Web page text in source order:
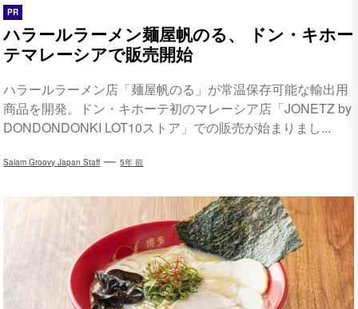
PR
ハラールラーメン麺屋帆のる、 ドン・キホー
テマレーシアで販売開始
ハラールラーメン店「麺屋帆のる」が常温保存可能な輸出用
商品を開発。ドン・キホーテ初のマレーシア店「JONETZ by
DONDONDONKI LOT10ストア」での販売が始まりまし...
Salam Groovy Japan Staff 5年 前